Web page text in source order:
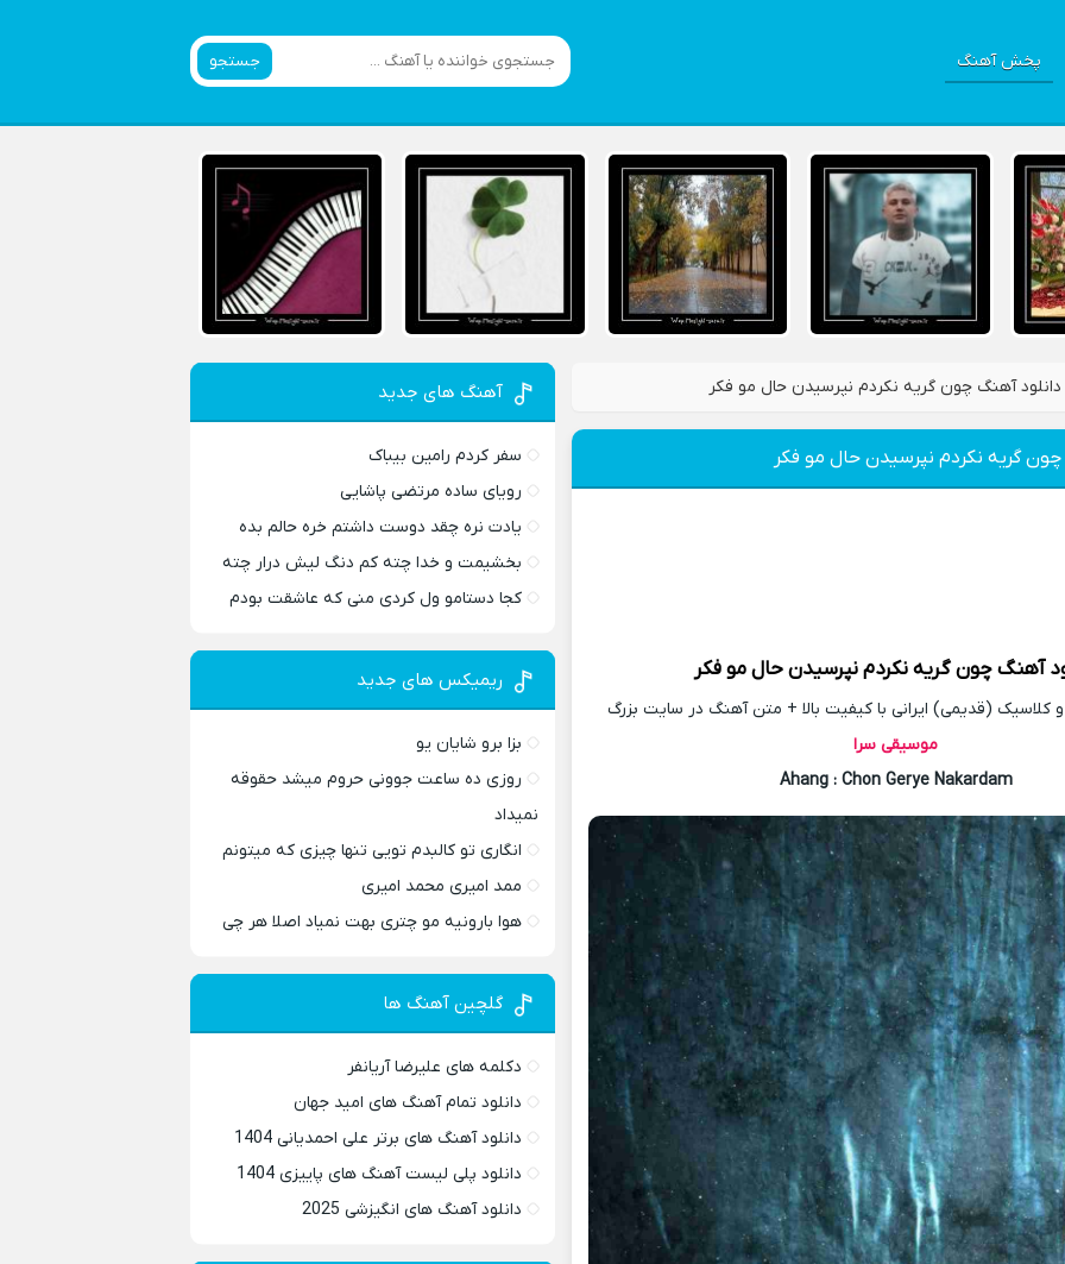
پخش آهنگ جستجو
دانلود آهنگ چون گریه نکردم نپرسیدن حال مو فکر
چون گریه نکردم نپرسیدن حال مو فکر
آهنگ چون گریه نکردم نپرسیدن حال مو فکر
(قدیمی) ایرانی با کیفیت بالا + متن آهنگ در سایت بزرگ
موسیقی سرا
Ahang : Chon Gerye Nakardam
آهنگ های جدید
سفر کردم رامین بیباک
رویای ساده مرتضی پاشایی
یادت نره چقد دوست داشتم خره حالم بده
بخشیمت و خدا چته کم دنگ لیش درار چته
کجا دستامو ول کردی منی که عاشقت بودم
ریمیکس های جدید
بزا برو شایان یو
روزی ده ساعت جوونی حروم میشد حقوقه
نمیداد
انگاری تو کالبدم تویی تنها چیزی که میتونم
ممد امیری محمد امیری
هوا بارونیه مو چتری بهت نمیاد اصلا هر چی
گلچین آهنگ ها
دکلمه های علیرضا آریانفر
دانلود تمام آهنگ های امید جهان
دانلود آهنگ های برتر علی احمدیانی 1404
دانلود پلی لیست آهنگ های پاییزی 1404
دانلود آهنگ های انگیزشی 2025